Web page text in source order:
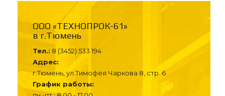
ООО «ТЕХНОПРОК-61»
в г.Тюмень
Тел.: 8 (3452) 533 194
Адрес:
г.Тюмень, ул.Тимофея Чаркова 8, стр. 6
График работы: